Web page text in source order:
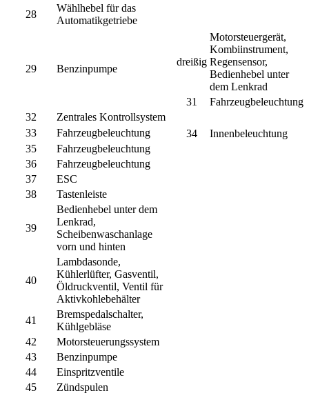
28
Wählhebel für das
Automatikgetriebe
29 Benzinpumpe
dreißig
Motorsteuergerät,
Kombiinstrument,
Regensensor,
Bedienhebel unter
dem Lenkrad
31
Fahrzeugbeleuchtung
32
Zentrales Kontrollsystem
33
Fahrzeugbeleuchtung 34
Innenbeleuchtung
35
Fahrzeugbeleuchtung
36
Fahrzeugbeleuchtung
37
ESC
38
Tastenleiste
39
Bedienhebel unter dem
Lenkrad,
Scheibenwaschanlage
vorn und hinten
40
Lambdasonde,
Kühlerlüfter, Gasventil,
Öldruckventil, Ventil für
Aktivkohlebehälter
41
Bremspedalschalter,
Kühlgebläse
42
Motorsteuerungssystem
43
Benzinpumpe
44
Einspritzventile
45
Zündspulen